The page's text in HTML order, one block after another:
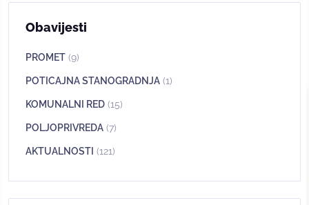
Obavijesti
PROMET (9)
POTICAJNA STANOGRADNJA (1)
KOMUNALNI RED (15)
POLJOPRIVREDA (7)
AKTUALNOSTI (121)